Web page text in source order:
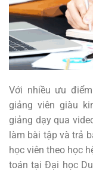
Với nhiều ưu
giảng viên giàu
giảng dạy qua
làm bài tập và trả
học viên theo học
toán tại Đại học